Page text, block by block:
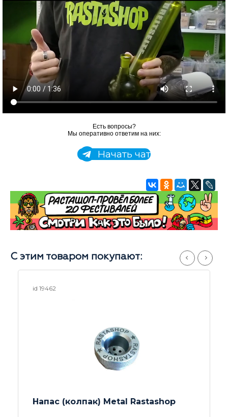
Есть вопросы?
Мы оперативно ответим на них:
Начать чат
С этим товаром покупают:
id 19462
Напас (колпак) Metal Rastashop